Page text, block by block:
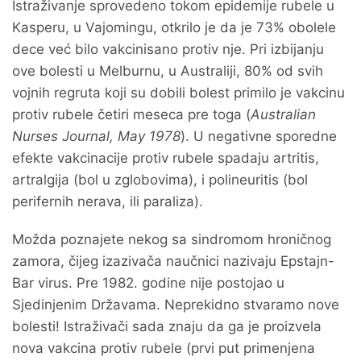
Istraživanje sprovedeno tokom epidemije rubele u
Kasperu, u Vajomingu, otkrilo je da je 73% obolele
dece već bilo vakcinisano protiv nje. Pri izbijanju
ove bolesti u Melburnu, u Australiji, 80% od svih
vojnih regruta koji su dobili bolest primilo je vakcinu
protiv rubele četiri meseca pre toga (Australian
Nurses Journal, May 1978). U negativne sporedne
efekte vakcinacije protiv rubele spadaju artritis,
artralgija (bol u zglobovima), i polineuritis (bol
perifernih nerava, ili paraliza).
Možda poznajete nekog sa sindromom hroničnog
zamora, čijeg izazivača naučnici nazivaju Epstajn-
Bar virus. Pre 1982. godine nije postojao u
Sjedinjenim Državama. Neprekidno stvaramo nove
bolesti! Istraživači sada znaju da ga je proizvela
nova vakcina protiv rubele (prvi put primenjena